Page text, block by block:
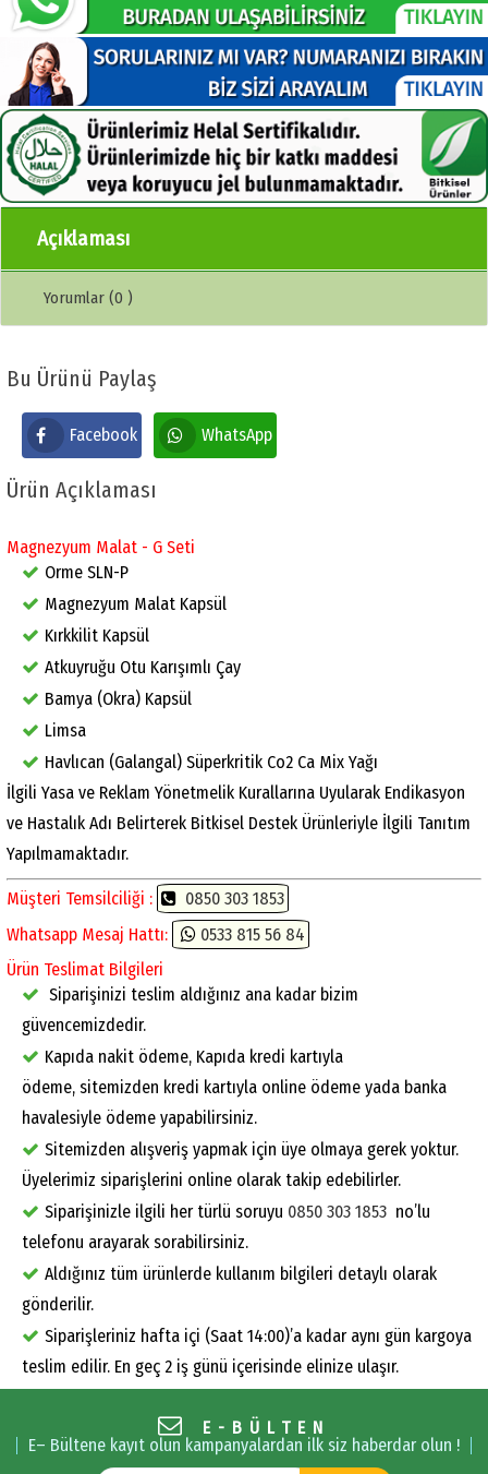
Açıklaması
Yorumlar (0 )
Bu Ürünü Paylaş
Facebook WhatsApp
Ürün Açıklaması
Magnezyum Malat - G Seti
Orme SLN-P
Magnezyum Malat Kapsül
Kırkkilit Kapsül
Atkuyruğu Otu Karışımlı Çay
Bamya (Okra) Kapsül
Limsa
Havlıcan (Galangal) Süperkritik Co2 Ca Mix Yağı
İlgili Yasa ve Reklam Yönetmelik Kurallarına Uyularak Endikasyon
ve Hastalık Adı Belirterek Bitkisel Destek Ürünleriyle İlgili Tanıtım
Yapılmamaktadır.
Müşteri Temsilciliği :
0850 303 1853
Whatsapp Mesaj Hattı:
0533 815 56 84
Ürün Teslimat Bilgileri
Siparişinizi teslim aldığınız ana kadar bizim
güvencemizdedir.
Kapıda nakit ödeme, Kapıda kredi kartıyla
ödeme, sitemizden kredi kartıyla online ödeme yada banka
havalesiyle ödeme yapabilirsiniz.
Sitemizden alışveriş yapmak için üye olmaya gerek yoktur.
Üyelerimiz siparişlerini online olarak takip edebilirler.
Siparişinizle ilgili her türlü soruyu 0850 303 1853 no’lu
telefonu arayarak sorabilirsiniz.
Aldığınız tüm ürünlerde kullanım bilgileri detaylı olarak
gönderilir.
Siparişleriniz hafta içi (Saat 14:00)’a kadar aynı gün kargoya
teslim edilir. En geç 2 iş günü içerisinde elinize ulaşır.
E-BÜLTEN
E– Bültene kayıt olun kampanyalardan ilk siz haberdar olun !